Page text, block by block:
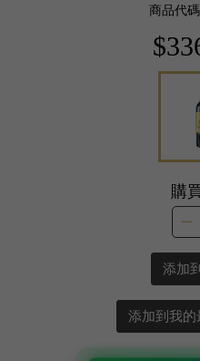
商品代
購
添加
添加到我的